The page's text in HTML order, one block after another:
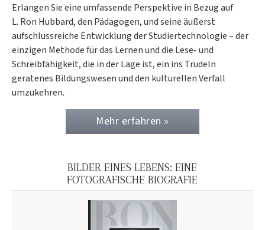
Erlangen Sie eine umfassende Perspektive in Bezug auf
L. Ron Hubbard, den Pädagogen, und seine äußerst
aufschlussreiche Entwicklung der Studiertechnologie – der
einzigen Methode für das Lernen und die Lese- und
Schreibfähigkeit, die in der Lage ist, ein ins Trudeln
geratenes Bildungswesen und den kulturellen Verfall
umzukehren.
Mehr erfahren »
BILDER EINES LEBENS: EINE
FOTOGRAFISCHE BIOGRAFIE